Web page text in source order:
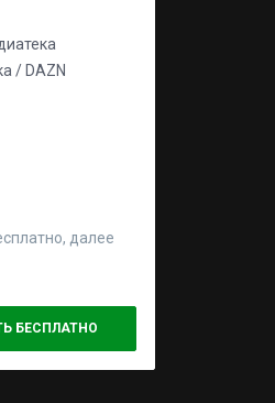
/ DAZN
далее
БЕСПЛАТНО